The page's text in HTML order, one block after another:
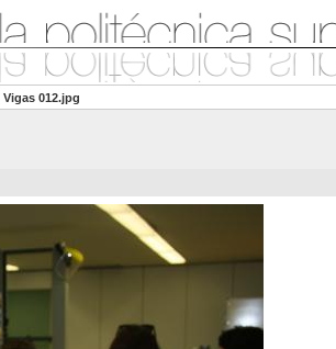
Vigas 012.jpg